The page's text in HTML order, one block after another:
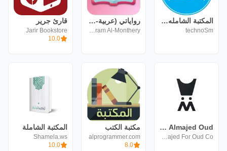
المكتبة الشامله بدون نت
technoSm
رواياتي (عربية-خليجية-سعودية)
Akram Al-Monthery | أكرم المنذري
قارئ جرير
Jarir Bookstore
10.0
Almajed Oud | الماجد للعود
Almajed For Oud Co
مكتبة الكتب
alprogrammer.com
8.0
المكتبة الشاملة
Shamela.ws
10.0